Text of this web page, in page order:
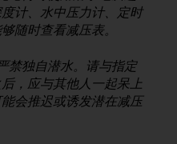
计、水中压力计、定时
随时查看减压表。
禁独自潜水。请与指定
，应与其他人一起呆上
会推迟或诱发潜在减压